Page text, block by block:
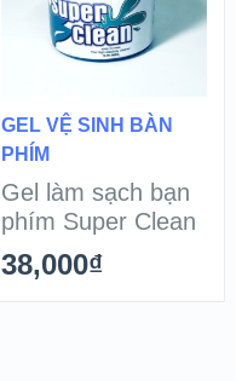
XEM CHI TIẾT
GEL VỆ SINH BÀN
PHÍM
Gel làm sạch bạn
phím Super Clean
38,000₫